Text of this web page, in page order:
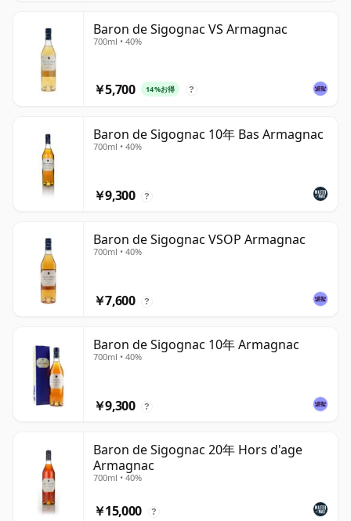
Baron de Sigognac VS Armagnac
700ml • 40%
￥5,700 14%お得 ?
Baron de Sigognac 10年 Bas Armagnac
700ml • 40%
￥9,300 ?
Baron de Sigognac VSOP Armagnac
700ml • 40%
￥7,600 ?
Baron de Sigognac 10年 Armagnac
700ml • 40%
￥9,300 ?
Baron de Sigognac 20年 Hors d'age
Armagnac
700ml • 40%
￥15,000 ?